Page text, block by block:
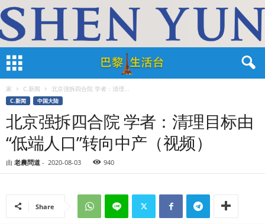
家 C.新闻 北京强拆四合院 学者：清理...
C.新闻 中国大陆
北京强拆四合院 学者：清理目标由
“低端人口”转向中产（视频）
由 老農問道 - 2020-08-03 940
Share